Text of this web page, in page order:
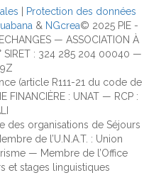
Protection des données
& NGcrea© 2025 PIE -
— ASSOCIATION À
SIRET : 324 285 204 00040 —
(article R111-21 du code de
FINANCIÈRE : UNAT — RCP :
des organisations de Séjours
de l’U.N.A.T. : Union
— Membre de l’Office
et stages linguistiques